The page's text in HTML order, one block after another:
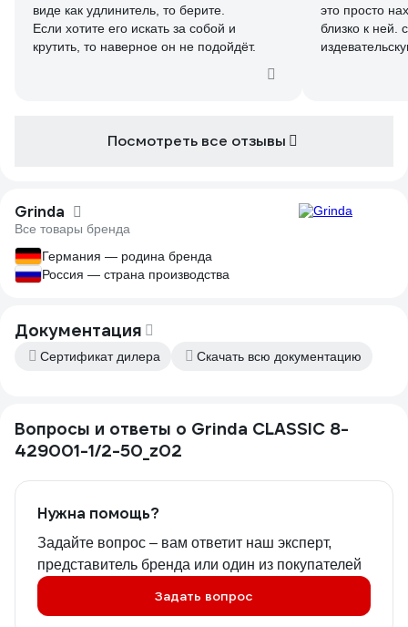
виде как удлинитель, то берите.
Если хотите его искать за собой и
крутить, то наверное он не подойдёт.
это просто
близко к ней.
Посмотреть все отзывы
Grinda
Все товары бренда
Германия — родина бренда
Россия — страна производства
Документация
Сертификат дилера Скачать всю документацию
Вопросы и ответы о Grinda CLASSIC 8-
429001-1/2-50_z02
Нужна помощь?
Задайте вопрос – вам ответит наш эксперт,
представитель бренда или один из покупателей
Задать вопрос